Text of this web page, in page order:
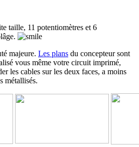
taille, 11 potentiomètres et 6
majeure. Les plans du concepteur sont
vous même votre circuit imprimé,
les cables sur les deux faces, a moins
métallisés.